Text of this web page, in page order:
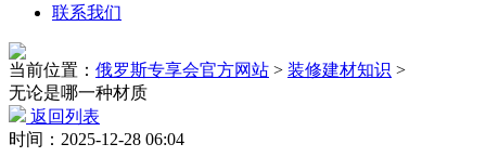
联系我们
当前位置： 俄罗斯专享会官方网站 > 装修建材知识 >
无论是哪一种材质
返回列表
时间：2025-12-28 06:04